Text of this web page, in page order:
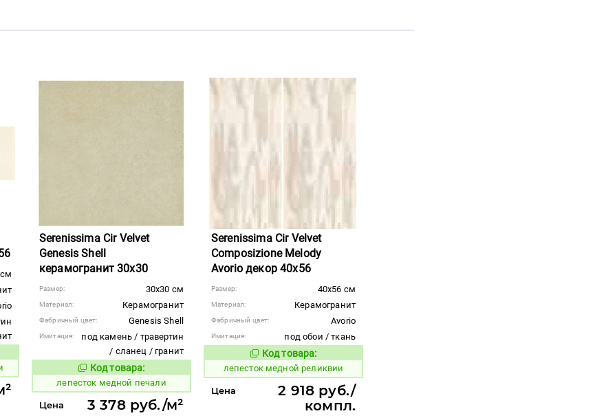
Serenissima Cir Velvet
Genesis Shell
керамогранит 30x30
Размер: 30x30 см
Материал: Керамогранит
Фабричный цвет: Genesis Shell
Имитация:
под камень / травертин
/ сланец / гранит
Код товара:
866195 Код товара:
лепесток медной печали
Цена 3 378 руб./м²
Serenissima Cir Velvet
Composizione Melody
Avorio декор 40x56
Размер: 40x56 см
Материал: Керамогранит
Фабричный цвет: Avorio
Имитация:
под обои / ткань
Код товара:
866205 Код товара:
лепесток медной реликвии
Цена
2 918 руб./
компл.